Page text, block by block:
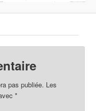
pas publiée. Les
*